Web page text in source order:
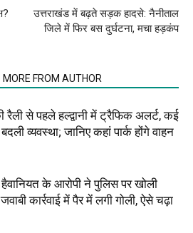
उत्तराखंड में बढ़ते सड़क हादसे: नैनीताल
जिले में फिर बस दुर्घटना, मचा हड़कंप
MORE FROM AUTHOR
से पहले हल्द्वानी में ट्रैफिक अलर्ट, कई
व्यवस्था; जानिए कहां पार्क होंगे वाहन
के आरोपी ने पुलिस पर खोली
जवाबी कार्रवाई में पैर में लगी गोली, ऐसे चढ़ा